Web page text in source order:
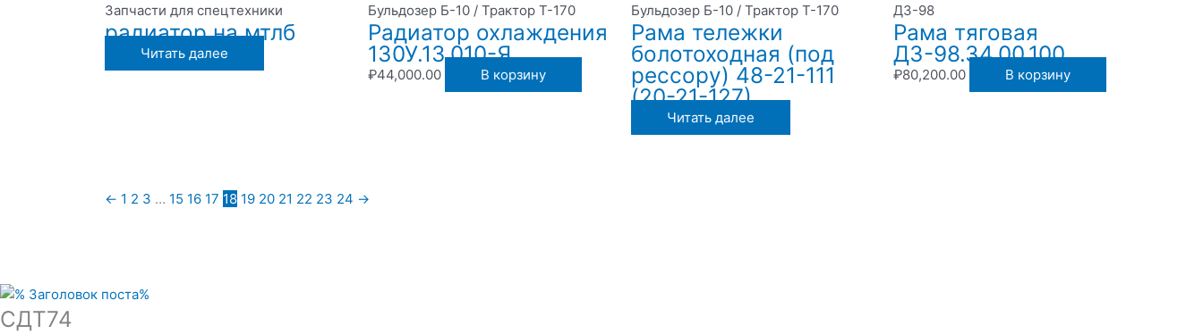
Запчасти для спецтехники
радиатор на мтлб
Читать далее
Бульдозер Б-10 / Трактор Т-170
Радиатор охлаждения
130У.13.010-Я
₽44,000.00 В корзину
Бульдозер Б-10 / Трактор Т-170
Рама тележки
болотоходная (под
рессору) 48-21-111
(20-21-127)
Читать далее
ДЗ-98
Рама тяговая
ДЗ-98.34.00.100
₽80,200.00 В корзину
← 1 2 3 … 15 16 17 18 19 20 21 22 23 24 →
СДТ74